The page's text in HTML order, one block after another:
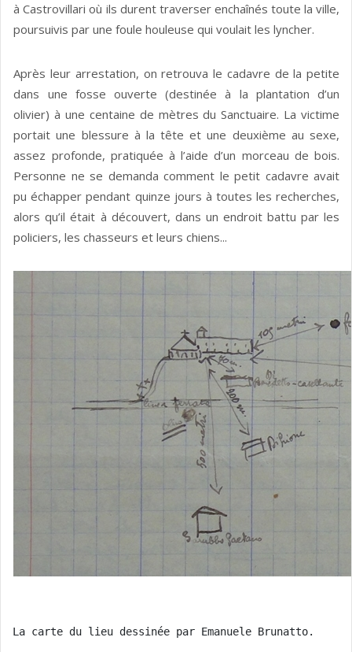
à Castrovillari où ils durent traverser enchaînés toute la ville,
poursuivis par une foule houleuse qui voulait les lyncher.
Après leur arrestation, on retrouva le cadavre de la petite
dans une fosse ouverte (destinée à la plantation d’un
olivier) à une centaine de mètres du Sanctuaire. La victime
portait une blessure à la tête et une deuxième au sexe,
assez profonde, pratiquée à l’aide d’un morceau de bois.
Personne ne se demanda comment le petit cadavre avait
pu échapper pendant quinze jours à toutes les recherches,
alors qu’il était à découvert, dans un endroit battu par les
policiers, les chasseurs et leurs chiens...
La carte du lieu dessinée par Emanuele Brunatto.